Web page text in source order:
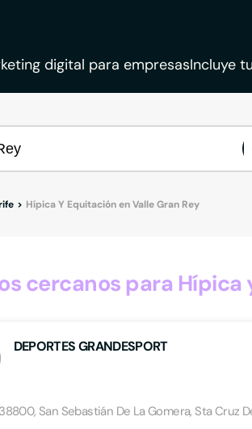
digital para empresasIncluye
Hípica Y Equitación en Valle Gran Rey
cercanos para Hípica
DEPORTES GRANDESPORT
San Sebastián De La Gomera, Sta Cruz